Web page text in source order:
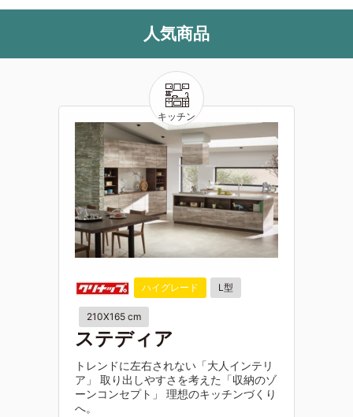
人気商品
ハイグレード L型
210X165 cm
ステディア
トレンドに左右されない「大人インテリ
ア」 取り出しやすさを考えた「収納のゾ
ーンコンセプト」 理想のキッチンづくり
へ。